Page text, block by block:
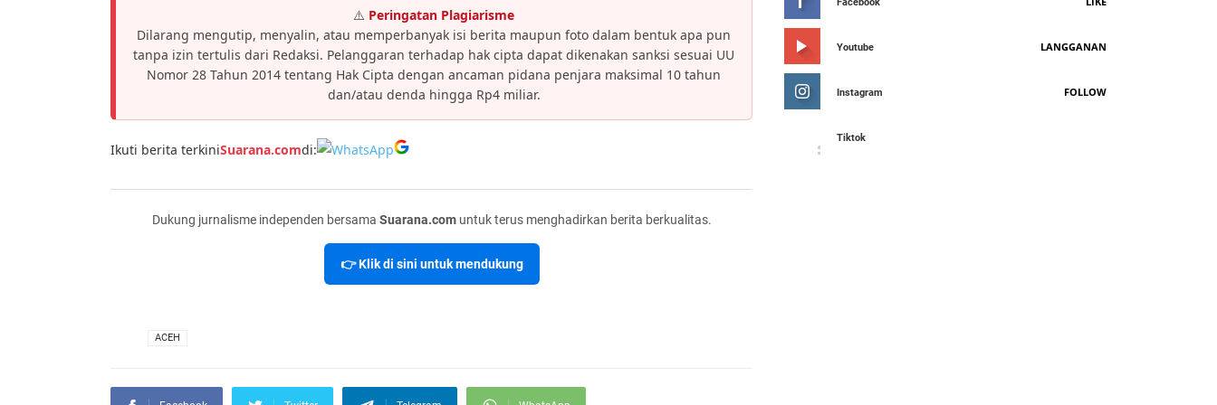
⚠️ Peringatan Plagiarisme
Dilarang mengutip, menyalin, atau memperbanyak isi berita maupun foto dalam bentuk apa pun
tanpa izin tertulis dari Redaksi. Pelanggaran terhadap hak cipta dapat dikenakan sanksi sesuai UU
Nomor 28 Tahun 2014 tentang Hak Cipta dengan ancaman pidana penjara maksimal 10 tahun
dan/atau denda hingga Rp4 miliar.
Ikuti berita terkiniSuarana.comdi:
Dukung jurnalisme independen bersama Suarana.comuntuk terus menghadirkan berita berkualitas.
👉 Klik di sini untuk mendukung
ACEH
Youtube LANGGANAN
Instagram FOLLOW
Tiktok